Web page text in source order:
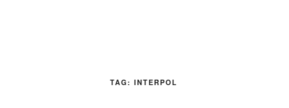
TAG: INTERPOL